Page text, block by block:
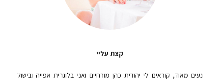
קצת עליי
נעים מאוד, קוראים לי יהודית כהן מורחיים ואני בלוגרית אפייה ובישול